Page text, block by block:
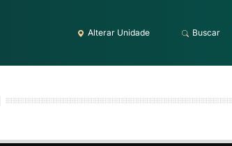
Alterar Unidade Buscar